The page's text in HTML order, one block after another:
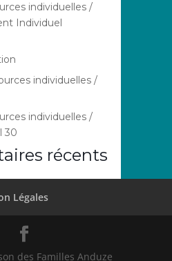
individuelles /
Individuel
individuelles /
individuelles /
30
récents
Légales
des Familles Anduze